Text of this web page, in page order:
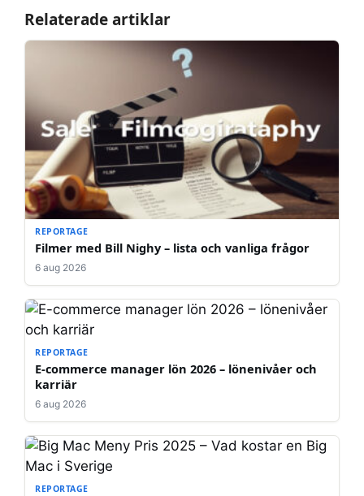
Relaterade artiklar
REPORTAGE
Filmer med Bill Nighy – lista och vanliga frågor
6 aug 2026
REPORTAGE
E-commerce manager lön 2026 – lönenivåer och
karriär
6 aug 2026
REPORTAGE